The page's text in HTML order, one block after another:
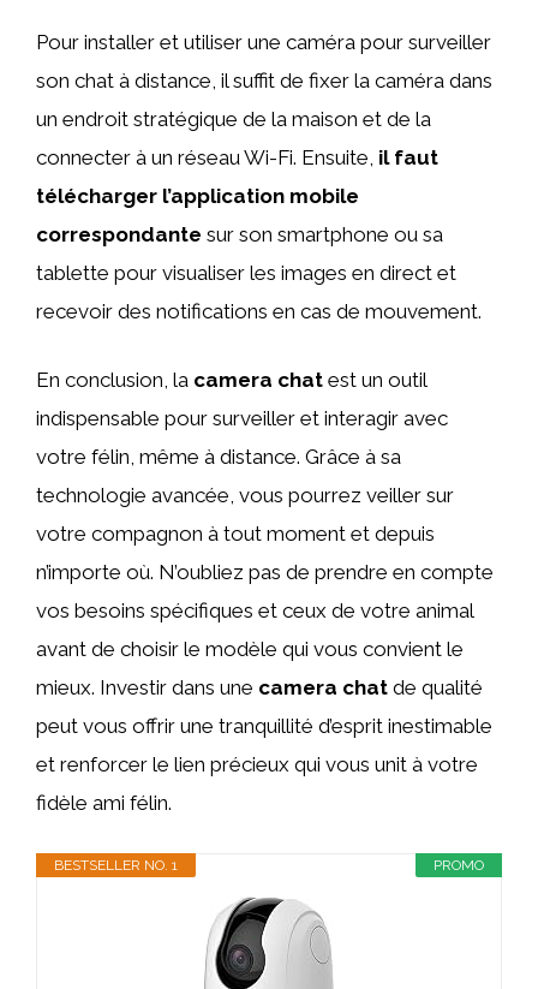
Pour installer et utiliser une caméra pour surveiller
son chat à distance, il suffit de fixer la caméra dans
un endroit stratégique de la maison et de la
connecter à un réseau Wi-Fi. Ensuite, il faut
télécharger l’application mobile
correspondante sur son smartphone ou sa
tablette pour visualiser les images en direct et
recevoir des notifications en cas de mouvement.
En conclusion, la camera chat est un outil
indispensable pour surveiller et interagir avec
votre félin, même à distance. Grâce à sa
technologie avancée, vous pourrez veiller sur
votre compagnon à tout moment et depuis
n’importe où. N’oubliez pas de prendre en compte
vos besoins spécifiques et ceux de votre animal
avant de choisir le modèle qui vous convient le
mieux. Investir dans une camera chat de qualité
peut vous offrir une tranquillité d’esprit inestimable
et renforcer le lien précieux qui vous unit à votre
fidèle ami félin.
PROMO
BESTSELLER NO. 1